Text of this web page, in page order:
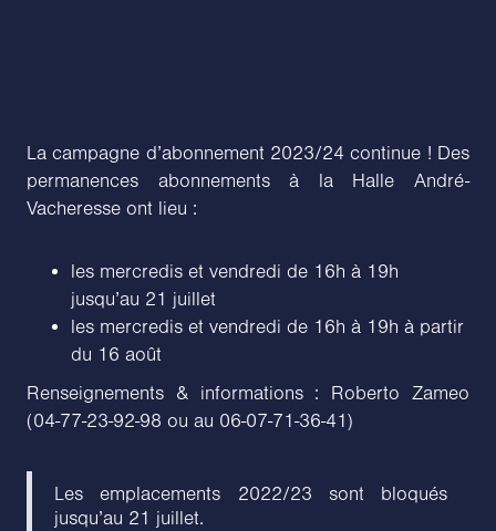
La campagne d’abonnement 2023/24 continue ! Des
permanences abonnements à la Halle André-
Vacheresse ont lieu :
les mercredis et vendredi de 16h à 19h
jusqu’au 21 juillet
les mercredis et vendredi de 16h à 19h à partir
du 16 août
Renseignements & informations : Roberto Zameo
(04-77-23-92-98 ou au 06-07-71-36-41)
Les emplacements 2022/23 sont bloqués
jusqu’au 21 juillet.